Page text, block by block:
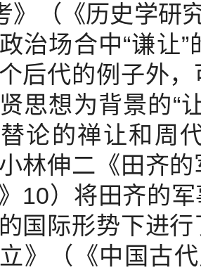
》（《历史学研
治场合中“谦让
后代的例子外
思想为背景的“
论的禅让和周
林伸二《田齐
10）将田齐的
国际形势下进
》（《中国古